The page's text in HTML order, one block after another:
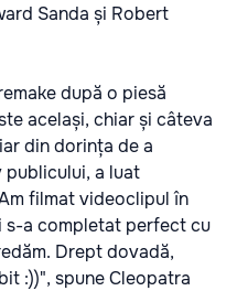
Sanda și Robert
după o piesă
același, chiar și câteva
din dorința de a
a luat
filmat videoclipul în
s-a completat perfect cu
Drept dovadă,
:))", spune Cleopatra